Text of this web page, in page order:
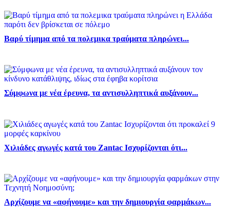
Βαρύ τίμημα από τα πολεμικα τραύματα πληρώνει...
Σύμφωνα με νέα έρευνα, τα αντισυλληπτικά αυξάνουν...
Χιλιάδες αγωγές κατά του Zantac Ισχυρίζονται ότι...
Αρχίζουμε να «αφήνουμε» και την δημιουργία φαρμάκων...